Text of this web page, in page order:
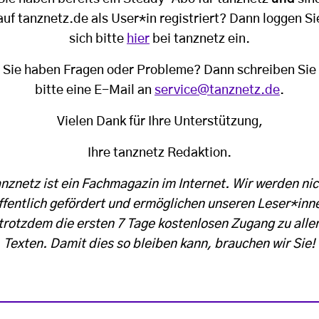
tanznetz.de als User*in registriert? Dann loggen
sich bitte hier bei tanznetz ein.
Sie haben Fragen oder Probleme? Dann schreiben Sie
bitte eine E-Mail an service@tanznetz.de.
Vielen Dank für Ihre Unterstützung,
Ihre tanznetz Redaktion.
ist ein Fachmagazin im Internet. Wir werden
gefördert und ermöglichen unseren
die ersten 7 Tage kostenlosen Zugang zu
Texten. Damit dies so bleiben kann, brauchen wir Sie!